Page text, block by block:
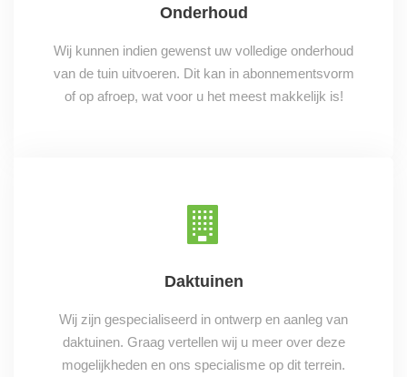
Onderhoud
Wij kunnen indien gewenst uw volledige onderhoud
van de tuin uitvoeren. Dit kan in abonnementsvorm
of op afroep, wat voor u het meest makkelijk is!
Daktuinen
Wij zijn gespecialiseerd in ontwerp en aanleg van
daktuinen. Graag vertellen wij u meer over deze
mogelijkheden en ons specialisme op dit terrein.